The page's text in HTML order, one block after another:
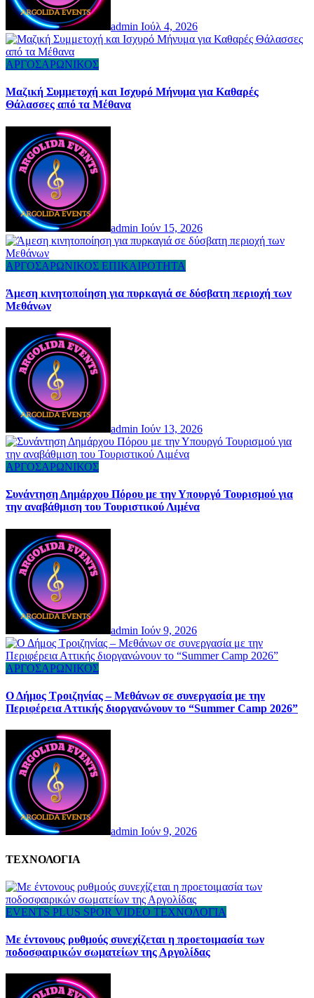
admin Ιούλ 4, 2026
ΑΡΓΟΣΑΡΩΝΙΚΟΣ
Μαζική Συμμετοχή και Ισχυρό Μήνυμα για Καθαρές
Θάλασσες από τα Μέθανα
admin Ιούν 15, 2026
ΑΡΓΟΣΑΡΩΝΙΚΟΣ ΕΠΙΚΑΙΡΟΤΗΤΑ
Άμεση κινητοποίηση για πυρκαγιά σε δύσβατη περιοχή των
Μεθάνων
admin Ιούν 13, 2026
ΑΡΓΟΣΑΡΩΝΙΚΟΣ
Συνάντηση Δημάρχου Πόρου με την Υπουργό Τουρισμού για
την αναβάθμιση του Τουριστικού Λιμένα
admin Ιούν 9, 2026
ΑΡΓΟΣΑΡΩΝΙΚΟΣ
Ο Δήμος Τροιζηνίας – Μεθάνων σε συνεργασία με την
Περιφέρεια Αττικής διοργανώνουν το “Summer Camp 2026”
admin Ιούν 9, 2026
ΤΕΧΝΟΛΟΓΙΑ
EVENTS PLUS SPOR VIDEO ΤΕΧΝΟΛΟΓΙΑ
Με έντονους ρυθμούς συνεχίζεται η προετοιμασία των
ποδοσφαιρικών σωματείων της Αργολίδας